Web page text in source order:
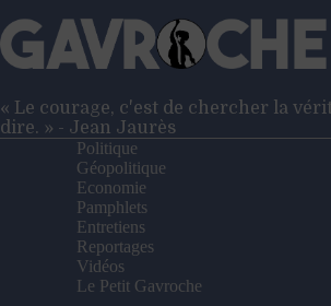
« Le courage, c'est de chercher la
dire. » - Jean Jaurès
Politique
Géopolitique
Economie
Pamphlets
Entretiens
Reportages
Vidéos
Le Petit Gavroche